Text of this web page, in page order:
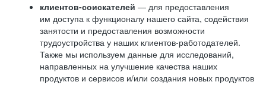
клиентов-соискателей — для предоставления
им доступа к функционалу нашего сайта, содействия
занятости и предоставления возможности
трудоустройства у наших клиентов-работодателей.
Также мы используем данные для исследований,
направленных на улучшение качества наших
продуктов и сервисов и/или создания новых продуктов